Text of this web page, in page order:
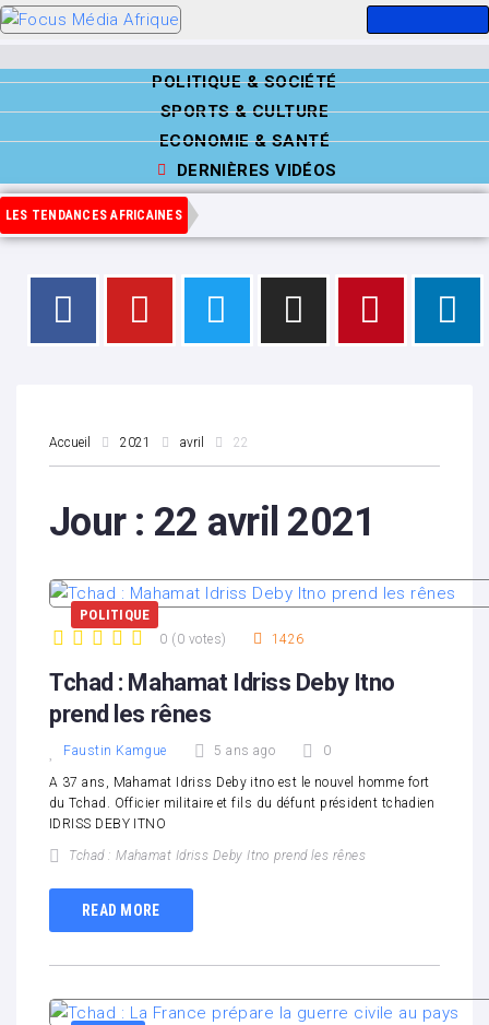
POLITIQUE & SOCIÉTÉ
SPORTS & CULTURE
ECONOMIE & SANTÉ
DERNIÈRES VIDÉOS
LES TENDANCES AFRICAINES
Accueil 2021 avril 22
Jour : 22 avril 2021
POLITIQUE
0 ( 0 votes) 1426
Tchad : Mahamat Idriss Deby Itno
prend les rênes
Faustin Kamgue 5 ans ago 0
A 37 ans, Mahamat Idriss Deby itno est le nouvel homme fort
du Tchad. Officier militaire et fils du défunt président tchadien
IDRISS DEBY ITNO
Tchad : Mahamat Idriss Deby Itno prend les rênes
READ MORE